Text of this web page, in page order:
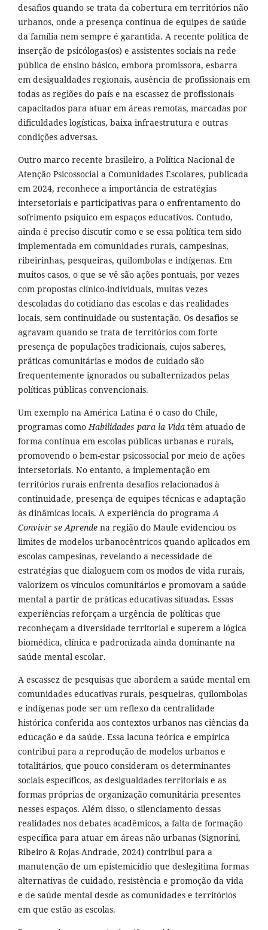
desafios quando se trata da cobertura em territórios não
urbanos, onde a presença contínua de equipes de saúde
da família nem sempre é garantida. A recente política de
inserção de psicólogas(os) e assistentes sociais na rede
pública de ensino básico, embora promissora, esbarra
em desigualdades regionais, ausência de profissionais em
todas as regiões do país e na escassez de profissionais
capacitados para atuar em áreas remotas, marcadas por
dificuldades logísticas, baixa infraestrutura e outras
condições adversas.
Outro marco recente brasileiro, a Política Nacional de
Atenção Psicossocial a Comunidades Escolares, publicada
em 2024, reconhece a importância de estratégias
intersetoriais e participativas para o enfrentamento do
sofrimento psíquico em espaços educativos. Contudo,
ainda é preciso discutir como e se essa política tem sido
implementada em comunidades rurais, campesinas,
ribeirinhas, pesqueiras, quilombolas e indígenas. Em
muitos casos, o que se vê são ações pontuais, por vezes
com propostas clínico-individuais, muitas vezes
descoladas do cotidiano das escolas e das realidades
locais, sem continuidade ou sustentação. Os desafios se
agravam quando se trata de territórios com forte
presença de populações tradicionais, cujos saberes,
práticas comunitárias e modos de cuidado são
frequentemente ignorados ou subalternizados pelas
políticas públicas convencionais.
Um exemplo na América Latina é o caso do Chile,
programas comoHabilidades para la Vida têm atuado de
forma contínua em escolas públicas urbanas e rurais,
promovendo o bem-estar psicossocial por meio de ações
intersetoriais. No entanto, a implementação em
territórios rurais enfrenta desafios relacionados à
continuidade, presença de equipes técnicas e adaptação
às dinâmicas locais. A experiência do programaA
Convivir se Aprende na região do Maule evidenciou os
limites de modelos urbanocêntricos quando aplicados em
escolas campesinas, revelando a necessidade de
estratégias que dialoguem com os modos de vida rurais,
valorizem os vínculos comunitários e promovam a saúde
mental a partir de práticas educativas situadas. Essas
experiências reforçam a urgência de políticas que
reconheçam a diversidade territorial e superem a lógica
biomédica, clínica e padronizada ainda dominante na
saúde mental escolar.
A escassez de pesquisas que abordem a saúde mental em
comunidades educativas rurais, pesqueiras, quilombolas
e indígenas pode ser um reflexo da centralidade
histórica conferida aos contextos urbanos nas ciências da
educação e da saúde. Essa lacuna teórica e empírica
contribui para a reprodução de modelos urbanos e
totalitários, que pouco consideram os determinantes
sociais específicos, as desigualdades territoriais e as
formas próprias de organização comunitária presentes
nesses espaços. Além disso, o silenciamento dessas
realidades nos debates acadêmicos, a falta de formação
específica para atuar em áreas não urbanas (Signorini,
Ribeiro & Rojas-Andrade, 2024) contribui para a
manutenção de um epistemicídio que deslegitima formas
alternativas de cuidado, resistência e promoção da vida
e de saúde mental desde as comunidades e territórios
em que estão as escolas.